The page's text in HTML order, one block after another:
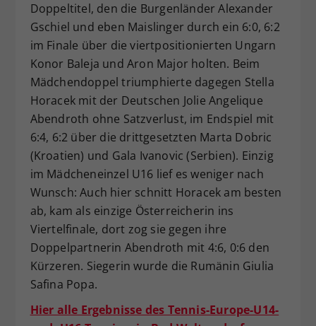
Doppeltitel, den die Burgenländer Alexander
Gschiel und eben Maislinger durch ein 6:0, 6:2
im Finale über die viertpositionierten Ungarn
Konor Baleja und Aron Major holten. Beim
Mädchendoppel triumphierte dagegen Stella
Horacek mit der Deutschen Jolie Angelique
Abendroth ohne Satzverlust, im Endspiel mit
6:4, 6:2 über die drittgesetzten Marta Dobric
(Kroatien) und Gala Ivanovic (Serbien). Einzig
im Mädcheneinzel U16 lief es weniger nach
Wunsch: Auch hier schnitt Horacek am besten
ab, kam als einzige Österreicherin ins
Viertelfinale, dort zog sie gegen ihre
Doppelpartnerin Abendroth mit 4:6, 0:6 den
Kürzeren. Siegerin wurde die Rumänin Giulia
Safina Popa.
Hier alle Ergebnisse des Tennis-Europe-U14-